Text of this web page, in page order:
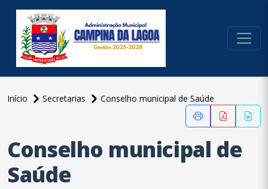
Início Secretarias
Conselho municipal de Saúde
Conselho municipal de
Saúde